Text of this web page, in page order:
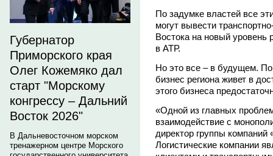
Губернатор
Приморского края
Олег Кожемяко дал
старт "Морскому
конгрессу – Дальний
Восток 2026"
В Дальневосточном морском
тренажерном центре Морского
По задумке властей все
могут вывести
Востока на новый уровень
в АТР.
Но это все – в будущем.
бизнес региона живет в
этого бизнеса
«Одной из главных
взаимодействие с
директор группы
Логистические компании